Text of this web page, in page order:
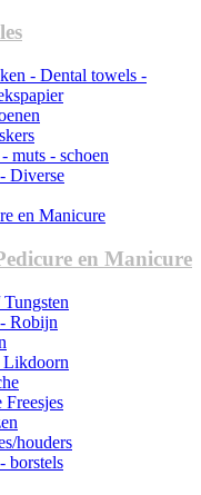
- Dental towels -
muts - schoen
Diverse
en Manicure
en Manicure
Robijn
houders
borstels